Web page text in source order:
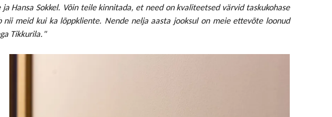
Hansa Sokkel. Võin teile kinnitada, et need on kvaliteetsed värvid taskukohase
meid kui ka lõppkliente. Nende nelja aasta jooksul on meie ettevõte loonud
Tikkurila."